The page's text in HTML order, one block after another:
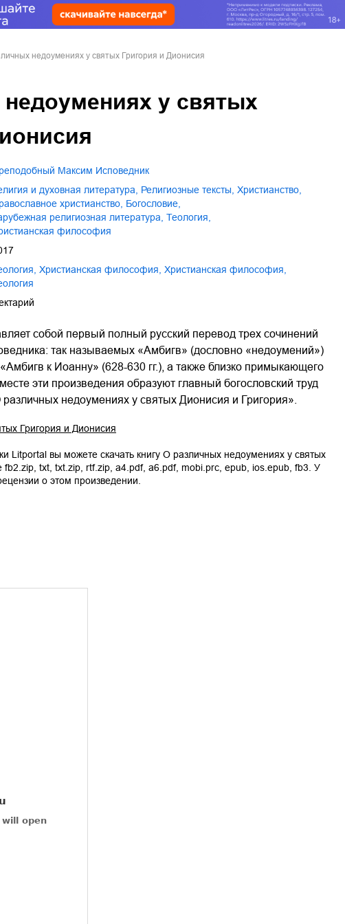
недоумениях у святых Григория и Дионисия
у святых
Преподобный Максим Исповедник
и духовная литература религиозные тексты христианство
православное христианство
богословие
религиозная литература
теология
философия
христианская философия Христианская философия
собой первый полный русский перевод трех сочинений
так называемых «Амбигв» (дословно «недоумений»)
к Иоанну» (628-630 гг.), а также близко примыкающего
эти произведения образуют главный богословский труд
недоумениях у святых Дионисия и Григория».
Григория и Дионисия
Litportal вы можете скачать книгу О различных недоумениях у святых
fb2.zip txt txt.zip rtf.zip a4.pdf, a6.pdf, mobi.prc epub ios.epub fb3 . У
о этом произведении.